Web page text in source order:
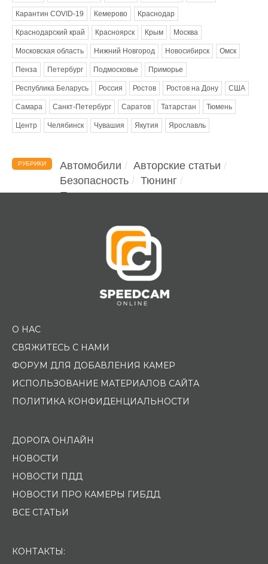
Карантин COVID-19 Кемерово Краснодар
Краснодарский край Красноярск Крым Москва
Московская область Нижний Новгород Новосибирск Омск
Пенза Петербург Подмосковье Приморье
Республика Беларусь Россия Ростов Ростов на Дону США
Самара Санкт-Петербург Саратов Татарстан Тюмень
Центр Челябинск Чувашия Якутия Ярославль
РУБРИКИ Автомобили
Авторские статьи
Безопасность
Тюнинг
Помощь водителю
О НАС
СВЯЖИТЕСЬ С НАМИ
ФОРУМ ДЛЯ ДОБАВЛЕНИЯ КАМЕР
ИСПОЛЬЗОВАНИЕ МАТЕРИАЛОВ САЙТА
ПОЛИТИКА КОНФИДЕНЦИАЛЬНОСТИ
ДОРОГА ОНЛАЙН
НОВОСТИ
НОВОСТИ ПДД
НОВОСТИ ПРО КАМЕРЫ ГИБДД
ВСЕ СТАТЬИ
КОНТАКТЫ: